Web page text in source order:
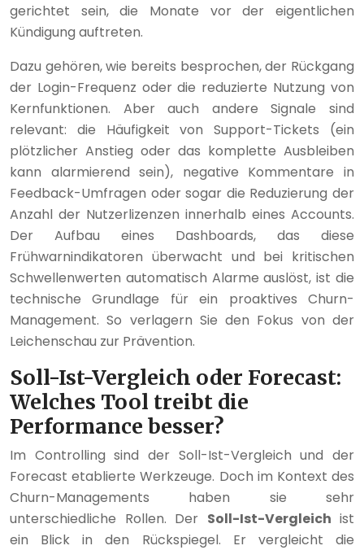
gerichtet sein, die Monate vor der eigentlichen
Kündigung auftreten.
Dazu gehören, wie bereits besprochen, der Rückgang
der Login-Frequenz oder die reduzierte Nutzung von
Kernfunktionen. Aber auch andere Signale sind
relevant: die Häufigkeit von Support-Tickets (ein
plötzlicher Anstieg oder das komplette Ausbleiben
kann alarmierend sein), negative Kommentare in
Feedback-Umfragen oder sogar die Reduzierung der
Anzahl der Nutzerlizenzen innerhalb eines Accounts.
Der Aufbau eines Dashboards, das diese
Frühwarnindikatoren überwacht und bei kritischen
Schwellenwerten automatisch Alarme auslöst, ist die
technische Grundlage für ein proaktives Churn-
Management. So verlagern Sie den Fokus von der
Leichenschau zur Prävention.
Soll-Ist-Vergleich oder Forecast:
Welches Tool treibt die
Performance besser?
Im Controlling sind der Soll-Ist-Vergleich und der
Forecast etablierte Werkzeuge. Doch im Kontext des
Churn-Managements haben sie sehr
unterschiedliche Rollen. Der Soll-Ist-Vergleich ist
ein Blick in den Rückspiegel. Er vergleicht die